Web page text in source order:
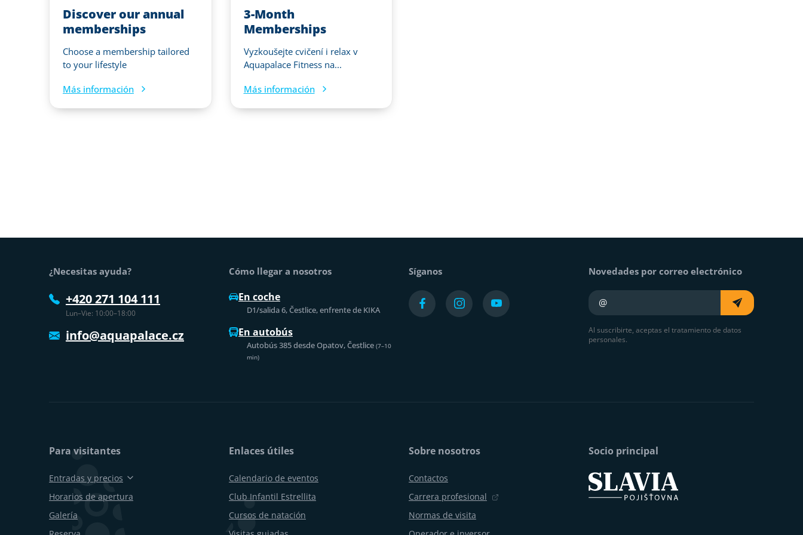
Discover our annual
memberships
Choose a membership tailored
to your lifestyle
Más información
3-Month
Memberships
Vyzkoušejte cvičení i relax v
Aquapalace Fitness na...
Más información
¿Necesitas ayuda?
+420 271 104 111
Lun–Vie: 10:00–18:00
info@aquapalace.cz
Cómo llegar a nosotros
En coche
D1/salida 6, Čestlice, enfrente de KIKA
En autobús
Autobús 385 desde Opatov, Čestlice (7–10
min)
Síganos Novedades por correo electrónico
Su e-mail
Al suscribirte, aceptas el tratamiento de datos
personales.
Para visitantes
Entradas y precios
Horarios de apertura
Galería
Enlaces útiles
Calendario de eventos
Club Infantil Estrellita
Cursos de natación
Sobre nosotros
Contactos
Carrera profesional
Normas de visita
Socio principal